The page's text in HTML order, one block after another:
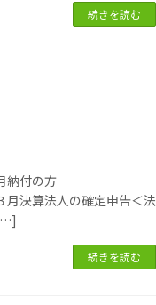
続きを読む
納付の方
人の確定申告＜法
続きを読む